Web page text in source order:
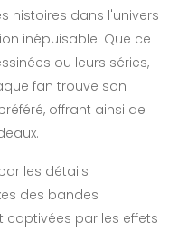
histoires dans l'univers
inépuisable. Que ce
ou leurs séries,
fan trouve son
offrant ainsi de
les détails
des bandes
captivées par les effets